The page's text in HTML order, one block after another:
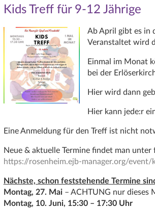
Kids Treff für 9-12 Jährige
Ab April gibt es in
Veranstaltet wird
Einmal im Monat
bei der
Hier wird dann
Hier kann jede:r
Eine Anmeldung für den Treff ist nicht
Neue & aktuelle Termine findet man unter
https://rosenheim.ejb-manager.org/
Nächste, schon feststehende Termine
Montag, 27. Mai– ACHTUNG nur dieses
Montag, 10. Juni, 15:30 – 17:30 Uhr